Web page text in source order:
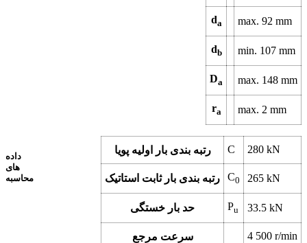
da max. 92 mm
db min. 107 mm
Da max. 148 mm
ra max. 2 mm
داده
های
محاسبه
رتبه بندی بار اولیه پویا C 280 kN
رتبه بندی بار ثابت استاتیک C0 265 kN
حد بار خستگی Pu 33.5 kN
سرعت مرجع 4 500 r/min